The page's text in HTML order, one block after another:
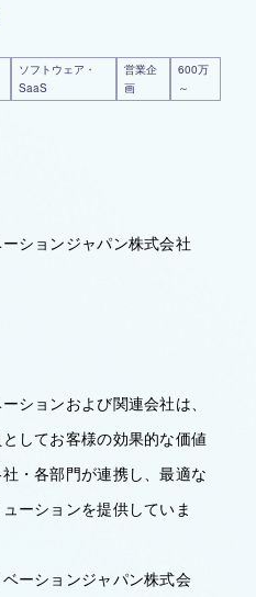
ソフトウェア・
SaaS
営業企
画
600万
～
ションジャパン株式会社
ションおよび関連会社は、
してお客様の効果的な価値
・各部門が連携し、最適な
ーションを提供していま
ーションジャパン株式会